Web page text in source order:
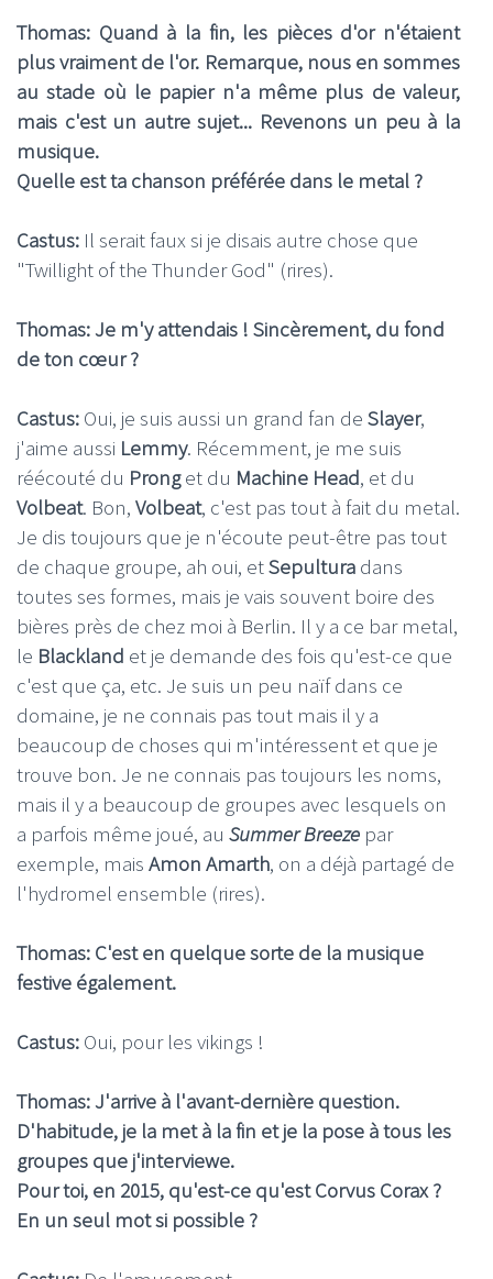
Thomas: Quand à la fin, les pièces d'or n'étaient
plus vraiment de l'or. Remarque, nous en sommes
au stade où le papier n'a même plus de valeur,
mais c'est un autre sujet... Revenons un peu à la
musique.
Quelle est ta chanson préférée dans le metal ?
Castus: Il serait faux si je disais autre chose que
"Twillight of the Thunder God" (rires).
Thomas: Je m'y attendais ! Sincèrement, du fond
de ton cœur ?
Castus: Oui, je suis aussi un grand fan de Slayer,
j'aime aussi Lemmy. Récemment, je me suis
réécouté du Pronget du Machine Head, et du
Volbeat. Bon, Volbeat, c'est pas tout à fait du metal.
Je dis toujours que je n'écoute peut-être pas tout
de chaque groupe, ah oui, etSepultura dans
toutes ses formes, mais je vais souvent boire des
bières près de chez moi à Berlin. Il y a ce bar metal,
le Blackland et je demande des fois qu'est-ce que
c'est que ça, etc. Je suis un peu naïf dans ce
domaine, je ne connais pas tout mais il y a
beaucoup de choses qui m'intéressent et que je
trouve bon. Je ne connais pas toujours les noms,
mais il y a beaucoup de groupes avec lesquels on
a parfois même joué, au Summer Breeze par
exemple, mais Amon Amarth, on a déjà partagé de
l'hydromel ensemble (rires).
Thomas: C'est en quelque sorte de la musique
festive également.
Castus: Oui, pour les vikings !
Thomas: J'arrive à l'avant-dernière question.
D'habitude, je la met à la fin et je la pose à tous les
groupes que j'interviewe.
Pour toi, en 2015, qu'est-ce qu'est Corvus Corax ?
En un seul mot si possible ?